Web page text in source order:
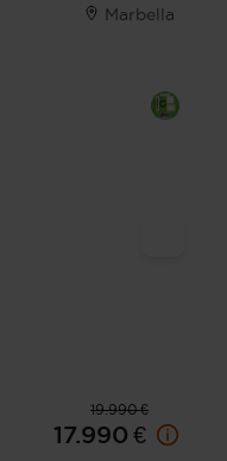
Marbella
19.990 €
17.990 €